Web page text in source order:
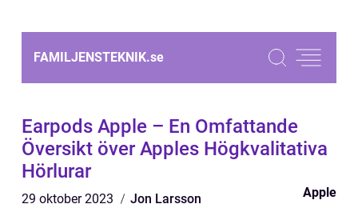
FAMILJENSTEKNIK.se
Earpods Apple – En Omfattande
Översikt över Apples Högkvalitativa
Hörlurar
29 oktober 2023 Jon Larsson Apple